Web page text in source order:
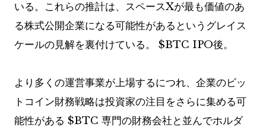
いる。これらの推計は、スペースXが最も価値のあ
る株式公開企業になる可能性があるというグレイス
ケールの見解を裏付けている。 $BTC IPO後。
より多くの運営事業が上場するにつれ、企業のビッ
トコイン財務戦略は投資家の注目をさらに集める可
能性がある $BTC 専門の財務会社と並んでホルダ